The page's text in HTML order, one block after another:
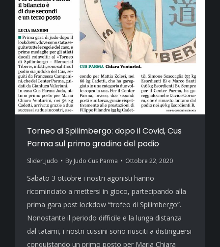
Torneo di Spilimbergo: dopo il Covid, Cus
Parma sul primo gradino del podio
Slider_judo By Judo Cus Parma Ottobre 22, 2020
Sabato 3 ottobre i nostri agonisti hanno
ricominciato a mettersi in gioco, partecipando alla
prima gara post lockdow “trofeo di Spilimbergo”.
Nonostante il periodo difficile e la lunga distanza
dal tatami, i nostri cussini sono riusciti a distinguersi
conquistando un primo posto per Maria Chiara